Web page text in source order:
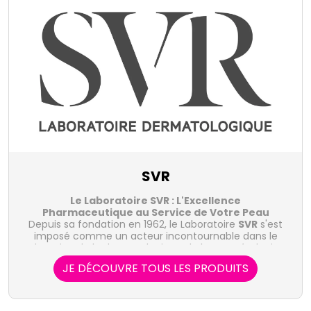
SVR
Le Laboratoire SVR : L'Excellence
Pharmaceutique au Service de Votre Peau
Depuis sa fondation en 1962, le Laboratoire SVR s'est
imposé comme un acteur incontournable dans le
domaine de la dermatologie et de la cosmétologie.
Avec une expertise pharmaceutique inégalée et une
recherche constante d'innovation,SVRs'est forgé
une réputation d'excellence en proposant des
Découvrez la gamme SVR dès maintenant en
cliquant ici !
JE DÉCOUVRE TOUS LES PRODUITS